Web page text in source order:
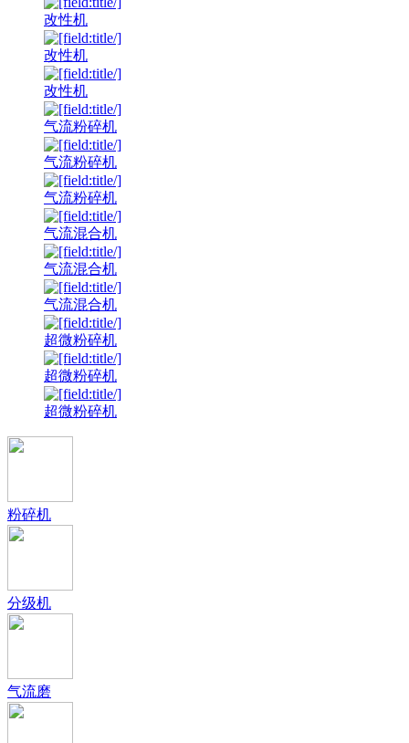
改性机
改性机
改性机
气流粉碎机
气流粉碎机
气流粉碎机
气流混合机
气流混合机
气流混合机
超微粉碎机
超微粉碎机
超微粉碎机
粉碎机
分级机
气流磨